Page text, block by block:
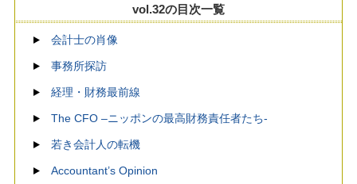
vol.32の目次一覧
会計士の肖像
事務所探訪
経理・財務最前線
The CFO –ニッポンの最高財務責任者たち-
若き会計人の転機
Accountant’s Opinion